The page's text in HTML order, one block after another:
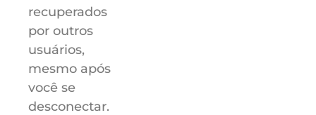
recuperados
por outros
usuários,
mesmo após
você se
desconectar.